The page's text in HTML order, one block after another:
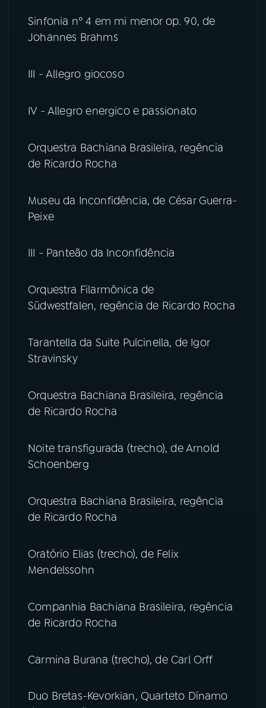
Sinfonia nº 4 em mi menor op. 90, de
Johannes Brahms
III - Allegro giocoso
IV - Allegro energico e passionato
Orquestra Bachiana Brasileira, regência
de Ricardo Rocha
Museu da Inconfidência, de César Guerra-
Peixe
III - Panteão da Inconfidência
Orquestra Filarmônica de
Südwestfalen, regência de Ricardo Rocha
Tarantella da Suite Pulcinella, de Igor
Stravinsky
Orquestra Bachiana Brasileira, regência
de Ricardo Rocha
Noite transfigurada (trecho), de Arnold
Schoenberg
Orquestra Bachiana Brasileira, regência
de Ricardo Rocha
Oratório Elias (trecho), de Felix
Mendelssohn
Companhia Bachiana Brasileira, regência
de Ricardo Rocha
Carmina Burana (trecho), de Carl Orff
Duo Bretas-Kevorkian, Quarteto Dínamo